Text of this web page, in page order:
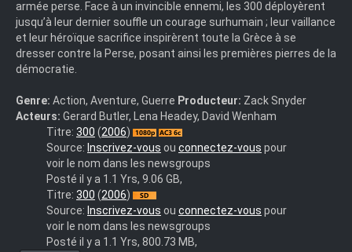
armée perse. Face à un invincible ennemi, les 300 déployèrent
jusqu’à leur dernier souffle un courage surhumain ; leur vaillance
et leur héroïque sacrifice inspirèrent toute la Grèce à se
dresser contre la Perse, posant ainsi les premières pierres de la
démocratie.
Genre: Action, Aventure, Guerre Producteur: Zack Snyder
Acteurs: Gerard Butler, Lena Headey, David Wenham
300.French.AC3.1080p.BluRay.x264.mkv
Titre: 300 (2006)
Source: Inscrivez-vous ou connectez-vous pour
voir le nom dans les newsgroups
Posté il y a 1.1 Yrs, 9.06 GB,
gloire
Titre: 300 (2006)
Source: Inscrivez-vous ou connectez-vous pour
voir le nom dans les newsgroups
Posté il y a 1.1 Yrs, 800.73 MB,